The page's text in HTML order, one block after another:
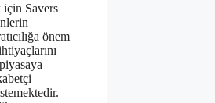
için Savers
önem